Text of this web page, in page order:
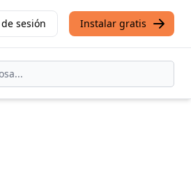
sesión Instalar gratis